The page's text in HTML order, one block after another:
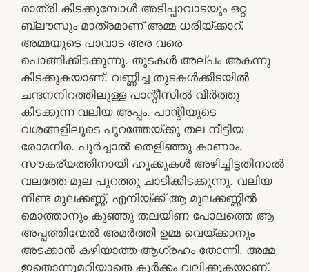
രാത്രി കിടക്കുമ്പോൾ അടിപ്പാവാടയും ഒറ്റ
ബ്ലൗസും മാത്രമാണ് അമ്മ ധരിയ്ക്കാറ്.
അമ്മയുടെ പാവാട അര വരെ
പൊങ്ങിക്കിടക്കുന്നു. തുടകൾ അല്പം അകന്നു
കിടക്കുകയാണ്. വണ്ണിച്ച തുടകൾക്കിടയിൽ
ചന്ദനനിറത്തിലുള്ള പാന്റീസിൽ വീർത്തു
കിടക്കുന്ന വലിയ അപ്പം. പാന്റിയുടെ
വശങ്ങളിലുടെ പുറത്തേയ്ക്കു തല നീട്ടിയ
രോമനിര. പൂർച്ചാൽ തെളിഞ്ഞു കാണാം.
സൗകര്യത്തിനായി ഹൂക്കുകൾ അഴിച്ചിട്ടതിനാൽ
വലത്തേ മുല പുറത്തു ചാടിക്കിടക്കുന്നു. വലിയ
നീണ്ട മുലക്കണ്ണ്, എനിയ്ക്ക് ആ മുലക്കണ്ണിൽ
മൊത്താനും കുഞ്ഞു തലയിണ പോലത്തെ ആ
അപ്പത്തിന്മേൽ അമർത്തി ഉമ്മ വെയ്ക്കാനും
അടക്കാൻ കഴിയാത്ത ആഗ്രഹം തോന്നി. അമ്മ
ഇതൊന്നുമറിയാതെ കൂർക്കം വലിക്കുകയാണ്.